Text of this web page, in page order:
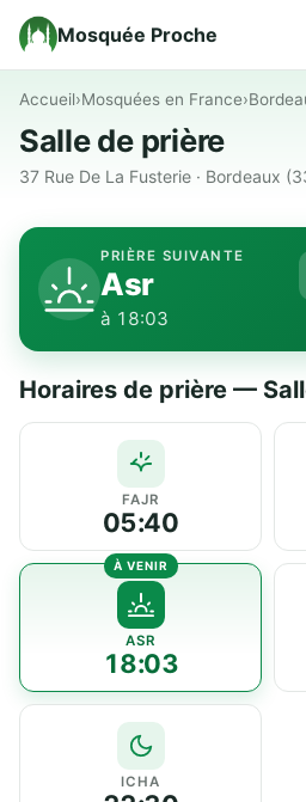
Mosquée Proche
Accueil›Mosquées en France›
Salle de prière
37 Rue De La Fusterie · Bordeaux
PRIÈRE SUIVANTE
Asr
à 18:03
Horaires de prière —
FAJR
05:40
ASR
18:03
ICHA